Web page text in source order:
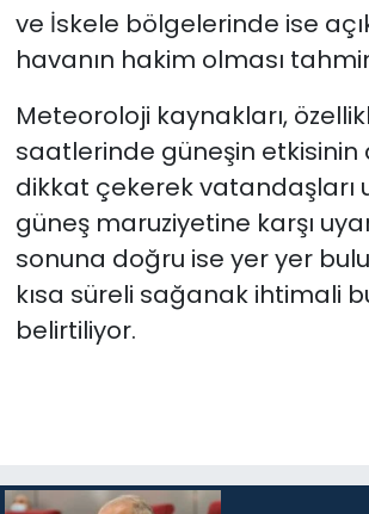
ve İskele bölgelerinde ise
havanın hakim olması
Meteoroloji kaynakları,
saatlerinde güneşin etkisinin
dikkat çekerek vatandaşları
güneş maruziyetine karşı
sonuna doğru ise yer yer
kısa süreli sağanak ihtimali
belirtiliyor.